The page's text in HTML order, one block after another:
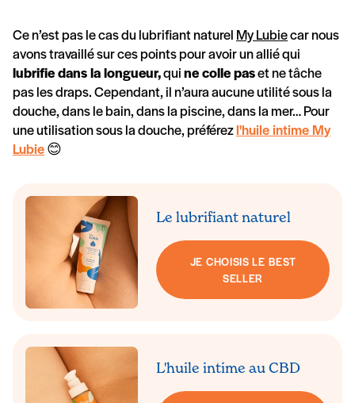
Ce n’est pas le cas du lubrifiant naturel My Lubiecar nous
avons travaillé sur ces points pour avoir un allié qui
lubrifie dans la longueur,quine colle paset ne tâche
pas les draps. Cependant, il n’aura aucune utilité sous la
douche, dans le bain, dans la piscine, dans la mer… Pour
une utilisation sous la douche, préférezl'huile intime My
Lubie😊
Le lubrifiant naturel
JE CHOISIS LE BEST
SELLER
L'huile intime au CBD